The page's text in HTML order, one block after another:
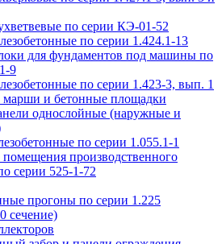
по серии КЭ-01-52
по серии 1.424.1-13
для фундаментов под машины по
9
по серии 1.423-3, вып. 1
и бетонные площадки
однослойные (наружные и
по серии 1.055.1-1
производственного
серии 525-1-72
прогоны по серии 1.225
сечение)